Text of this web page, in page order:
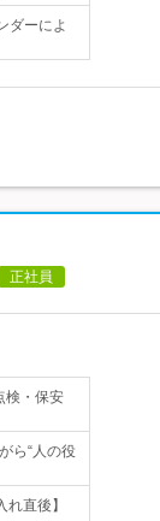
ダーによ
正社員
検・保安
ら“人の役
直後】